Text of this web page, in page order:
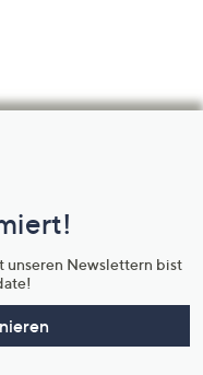
unseren Newslettern bist